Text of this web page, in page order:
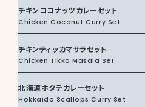
チキンココナッツカレーセット
Chicken Coconut Curry Set
チキンティッカマサラセット
Chicken Tikka Masala Set
北海道ホタテカレーセット
Hokkaido Scallops Curry Set